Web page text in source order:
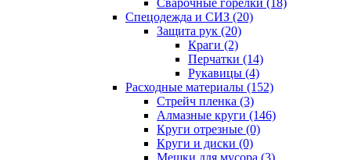
Сварочные горелки (18)
Спецодежда и СИЗ (20)
Защита рук (20)
Краги (2)
Перчатки (14)
Рукавицы (4)
Расходные материалы (152)
Стрейч пленка (3)
Алмазные круги (146)
Круги отрезные (0)
Круги и диски (0)
Мешки для мусора (3)